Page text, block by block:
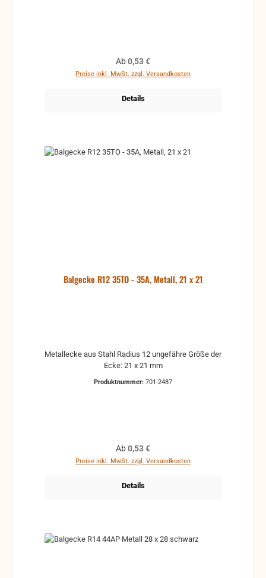
Regulärer Preis:
Ab0,53 €
Preise inkl. MwSt. zzgl. Versandkosten
Details
Balgecke R12 35TO - 35A, Metall, 21 x 21
Metallecke aus Stahl Radius 12 ungefähre Größe der
Ecke: 21 x 21 mm
Produktnummer: 701-2487
Regulärer Preis:
Ab0,53 €
Preise inkl. MwSt. zzgl. Versandkosten
Details